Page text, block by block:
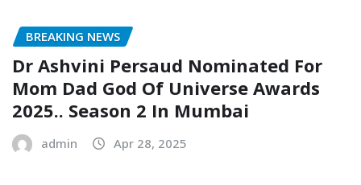
BREAKING NEWS
Dr Ashvini Persaud Nominated For
Mom Dad God Of Universe Awards
2025.. Season 2 In Mumbai
admin Apr 28, 2025